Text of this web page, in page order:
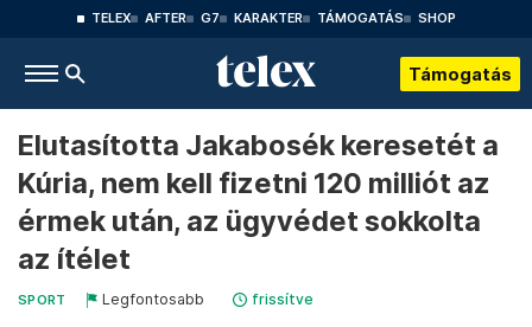
TELEX AFTER G7 KARAKTER TÁMOGATÁS SHOP
Támogatás
Elutasította Jakabosék keresetét a
Kúria, nem kell fizetni 120 milliót az
érmek után, az ügyvédet sokkolta
az ítélet
SPORT Legfontosabb frissítve